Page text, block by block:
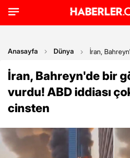
Anasayfa Dünya İran,
İran, Bahreyn'de bir
vurdu! ABD iddiası
cinsten